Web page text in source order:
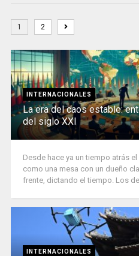
1 2
INTERNACIONALES
La era del caos estable:
del siglo XXI
Desde hace ya un tiempo atrás
como una mesa con un dueño
frente, dictando el tiempo. Los de
INTERNACIONALES